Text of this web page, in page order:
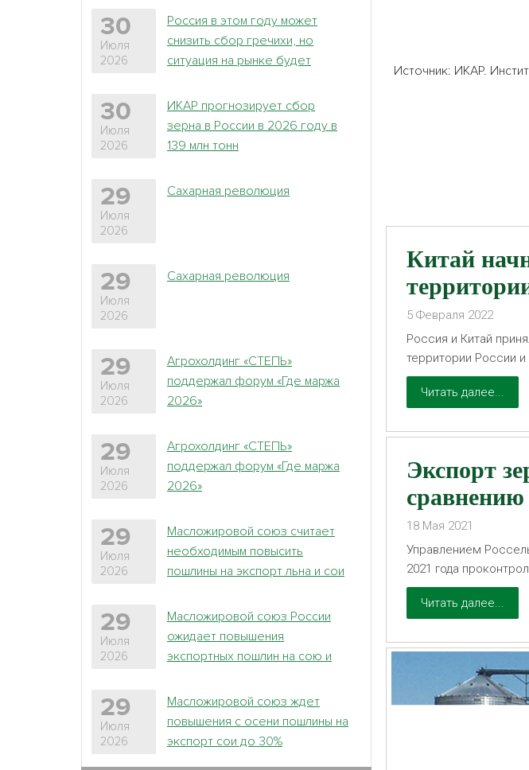
Источник: ИКАР.
Китай
5Февраля 2022
Россия и Китай
территории России
поставок гороха,
Читать далее...
Экспорт
18Мая 2021
Управлением
2021 года
Читать далее...
30
Июля
2026
Россия в этом году может
снизить сбор гречихи, но
ситуация на рынке будет
30
Июля
2026
ИКАР прогнозирует сбор
зерна в России в 2026 году в
139 млн тонн
29
Июля
2026
Сахарная революция
29
Июля
2026
Сахарная революция
29
Июля
2026
Агрохолдинг «СТЕПЬ»
поддержал форум «Где маржа
2026»
29
Июля
2026
Агрохолдинг «СТЕПЬ»
поддержал форум «Где маржа
2026»
29
Июля
2026
Масложировой союз считает
необходимым повысить
пошлины на экспорт льна и сои
29
Июля
2026
Масложировой союз России
ожидает повышения
экспортных пошлин на сою и
29
Июля
2026
Масложировой союз ждет
повышения с осени пошлины на
экспорт сои до 30%